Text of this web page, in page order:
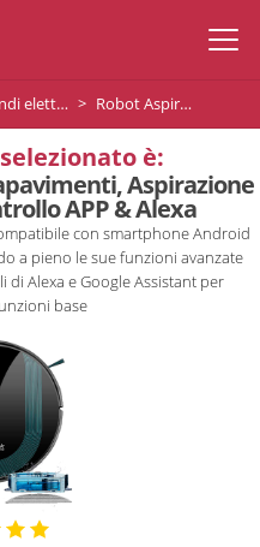
Robot Aspirapolvere Lavapavimenti, Aspirazione Potenza 3000Pa Controllo APP & Alexa
è:
Aspirazione
APP & Alexa
con smartphone Android
a pieno le sue funzioni avanzate
Alexa e Google Assistant per
base